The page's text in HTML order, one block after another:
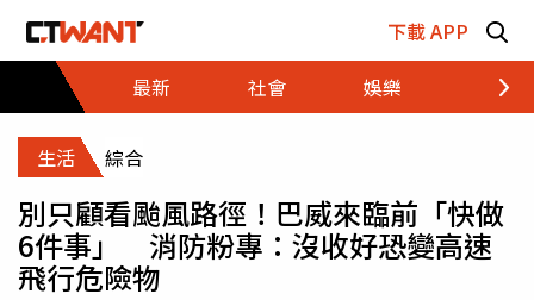
下載 APP
最新
社會 娛樂 財經
生活 綜合
別只顧看颱風路徑！巴威來臨前「快做
6件事」 消防粉專：沒收好恐變高速
飛行危險物